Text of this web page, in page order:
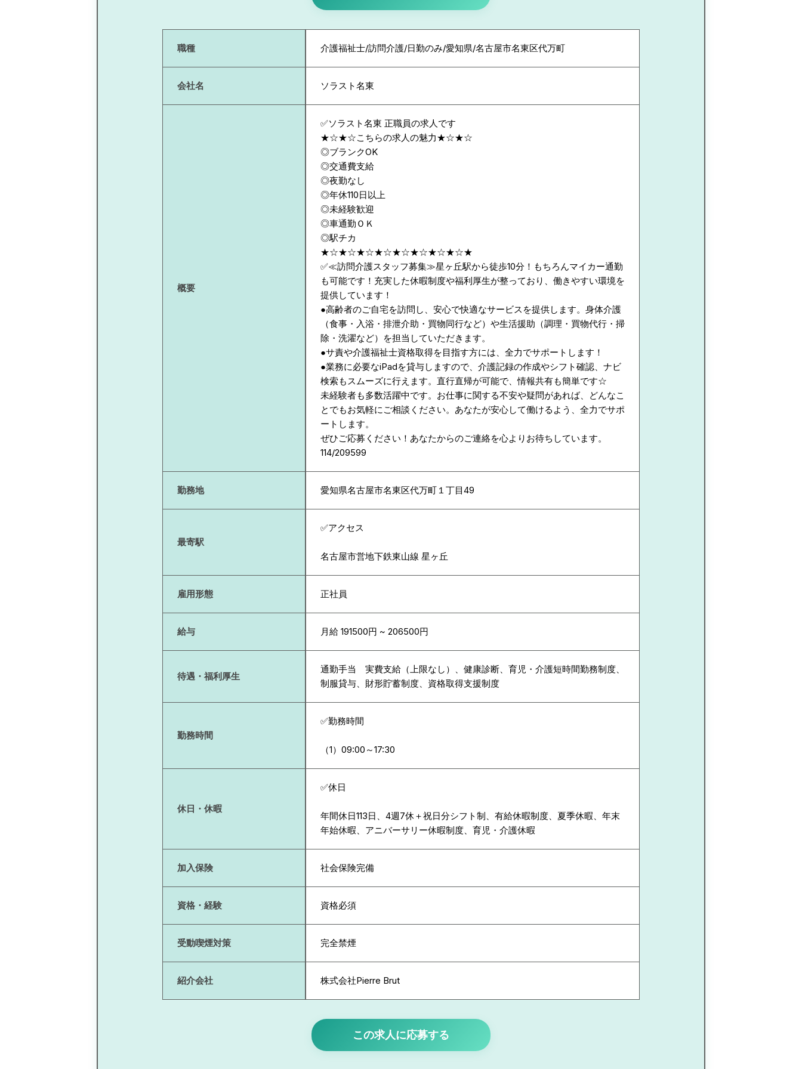
職種 介護福祉士/訪問介護/日勤のみ/愛知県/名古屋市名東区代万町
会社名 ソラスト名東
概要
✅ソラスト名東 正職員の求人です
★☆★☆こちらの求人の魅力★☆★☆
◎ブランクOK
◎交通費支給
◎夜勤なし
◎年休110日以上
◎未経験歓迎
◎車通勤ＯＫ
◎駅チカ
★☆★☆★☆★☆★☆★☆★☆★☆★
✅≪訪問介護スタッフ募集≫星ヶ丘駅から徒歩10分！もちろんマイカー通勤
も可能です！充実した休暇制度や福利厚生が整っており、働きやすい環境を
提供しています！
●高齢者のご自宅を訪問し、安心で快適なサービスを提供します。身体介護
（食事・入浴・排泄介助・買物同行など）や生活援助（調理・買物代行・掃
除・洗濯など）を担当していただきます。
●サ責や介護福祉士資格取得を目指す方には、全力でサポートします！
●業務に必要なiPadを貸与しますので、介護記録の作成やシフト確認、ナビ
検索もスムーズに行えます。直行直帰が可能で、情報共有も簡単です☆
未経験者も多数活躍中です。お仕事に関する不安や疑問があれば、どんなこ
とでもお気軽にご相談ください。あなたが安心して働けるよう、全力でサポ
ートします。
ぜひご応募ください！あなたからのご連絡を心よりお待ちしています。
114/209599
勤務地 愛知県名古屋市名東区代万町１丁目49
最寄駅
✅アクセス
名古屋市営地下鉄東山線 星ヶ丘
雇用形態 正社員
給与 月給 191500円 ~ 206500円
待遇・福利厚生
通勤手当 実費支給（上限なし）、健康診断、育児・介護短時間勤務制度、
制服貸与、財形貯蓄制度、資格取得支援制度
勤務時間
✅勤務時間
（1）09:00～17:30
休日・休暇
✅休日
年間休日113日、4週7休＋祝日分シフト制、有給休暇制度、夏季休暇、年末
年始休暇、アニバーサリー休暇制度、育児・介護休暇
加入保険 社会保険完備
資格・経験 資格必須
受動喫煙対策 完全禁煙
紹介会社 株式会社Pierre Brut
この求人に応募する